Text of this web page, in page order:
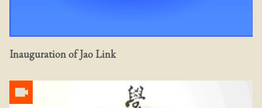
Inauguration of Jao Link ​